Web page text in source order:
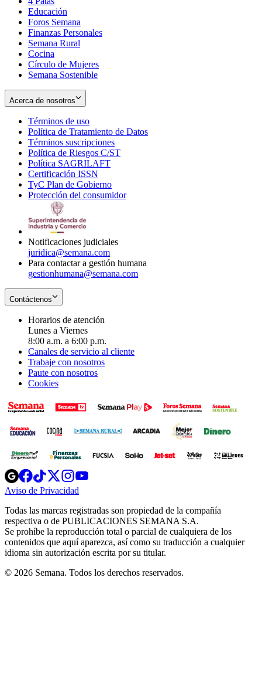
window
new
window
Educación
Foros Semana
Finanzas Personales
Semana Rural
Cocina
Círculo de Mujeres
Semana Sostenible
Acerca de nosotros
Términos de uso
in
new
window
Política de Tratamiento de Datos
Términos suscripciones
in
Política de Riesgos C/ST
Política SAGRILAFT
new
window
Certificación ISSN
in
new
TyC Plan de Gobierno
in
Protección del consumidorOpens
Notificaciones judiciales
juridica@semana.com
Para contactar a gestión humana
gestionhumana@semana.com
Contáctenos
Horarios de atención
Lunes a Viernes
8:00 a.m. a 6:00 p.m.
Canales de servicio al cliente
Trabaje con nosotros
Paute con nosotros
Cookies
Opens
in
new
Opens
in
new
Opens
in
new
window
Opens
new
windowwindow
Aviso de Privacidad
new
window
Todas las marcas registradas son propiedad de la compañía
respectiva o de PUBLICACIONES SEMANA S.A.
Se prohíbe la reproducción total o parcial de cualquiera de los
contenidos que aquí aparezca, así como su traducción a cualquier
idioma sin autorización escrita por su titular.
© 2026 Semana. Todos los derechos reservados.